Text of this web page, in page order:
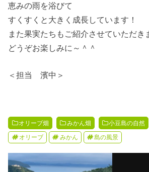
恵みの雨を浴びて
すくすくと大きく成長しています！
また果実たちもご紹介させていただき
どうぞお楽しみに～＾＾
＜担当 濱中＞
オリーブ畑 みかん畑 小豆島の自然
オリーブ みかん 島の風景